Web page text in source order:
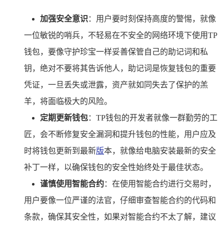
加强安全意识 ：用户要时刻保持高度的警惕，就像
一位敏锐的哨兵，不轻易在不安全的网络环境下使用TP
钱包，要像守护珍宝一样妥善保管自己的助记词和私
钥，绝对不要将其告诉他人，助记词是恢复钱包的重要
凭证，一旦丢失或泄露，资产就如同失去了保护的羔
羊，将面临极大的风险。
定期更新钱包：TP钱包的开发者就像一群勤劳的工
匠，会不断修复安全漏洞和提升钱包的性能，用户应及
时将钱包更新到最新版本，就像给电脑安装最新的安全
补丁一样，以确保钱包的安全性始终处于最佳状态。
谨慎使用智能合约：在使用智能合约进行交易时，
用户要像一位严谨的法官，仔细审查智能合约的代码和
条款，确保其安全性，如果对智能合约不太了解，建议